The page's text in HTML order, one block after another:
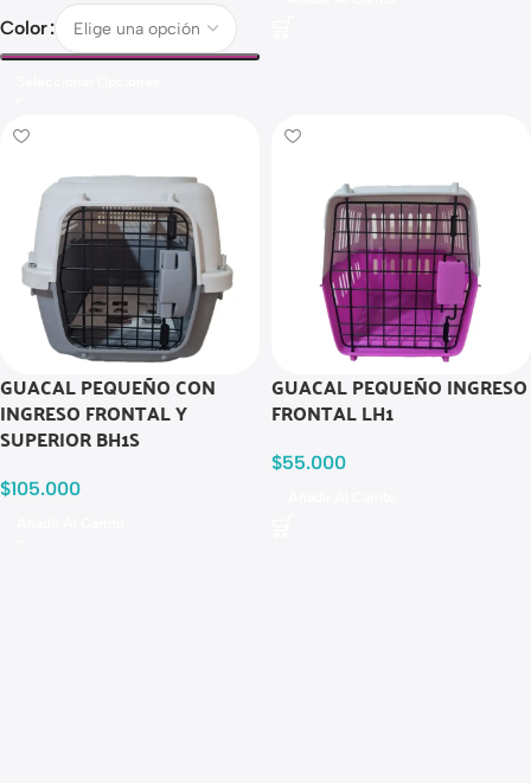
Color
GUACAL PEQUEÑO CON
INGRESO FRONTAL Y
SUPERIOR BH1S
$105.000
GUACAL PEQUEÑO INGRESO
FRONTAL LH1
$55.000